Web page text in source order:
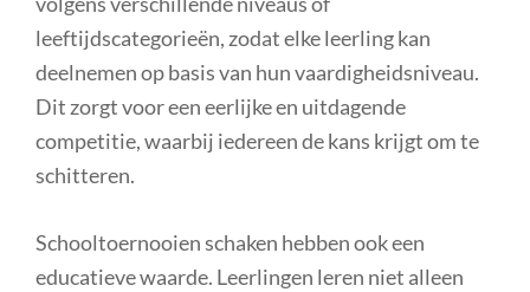
leeftijdscategorieën, zodat elke leerling kan
deelnemen op basis van hun vaardigheidsniveau.
Dit zorgt voor een eerlijke en uitdagende
competitie, waarbij iedereen de kans krijgt om te
schitteren.
Schooltoernooien schaken hebben ook een
educatieve waarde. Leerlingen leren niet alleen